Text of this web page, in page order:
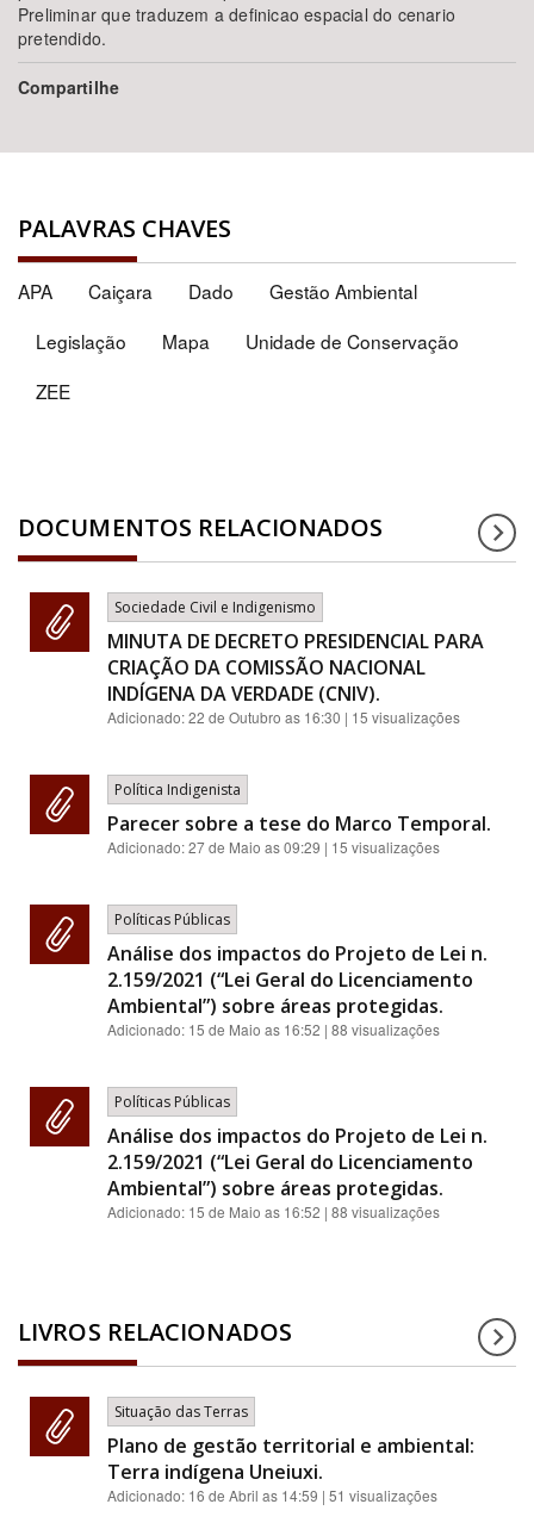
Preliminar que traduzem a definicao espacial do cenario
pretendido.
Compartilhe
PALAVRAS CHAVES
APA Caiçara Dado
Gestão Ambiental
Legislação
Mapa
Unidade de Conservação
ZEE
DOCUMENTOS RELACIONADOS
Sociedade Civil e Indigenismo
MINUTA DE DECRETO PRESIDENCIAL PARA
CRIAÇÃO DA COMISSÃO NACIONAL
INDÍGENA DA VERDADE (CNIV).
Adicionado:22 de Outubro as 16:30 | 15 visualizações
Política Indigenista
Parecer sobre a tese do Marco Temporal.
Adicionado:27 de Maio as 09:29 | 15 visualizações
Políticas Públicas
Análise dos impactos do Projeto de Lei n.
2.159/2021 (“Lei Geral do Licenciamento
Ambiental”) sobre áreas protegidas.
Adicionado: 15 de Maio as 16:52 | 88 visualizações
Políticas Públicas
Análise dos impactos do Projeto de Lei n.
2.159/2021 (“Lei Geral do Licenciamento
Ambiental”) sobre áreas protegidas.
Adicionado: 15 de Maio as 16:52 | 88 visualizações
LIVROS RELACIONADOS
Situação das Terras
Plano de gestão territorial e ambiental:
Terra indígena Uneiuxi.
Adicionado: 16 de Abril as 14:59 | 51 visualizações